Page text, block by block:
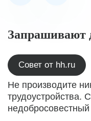
Запрашивают
Совет от hh.ru
Не производите
трудоустройства.